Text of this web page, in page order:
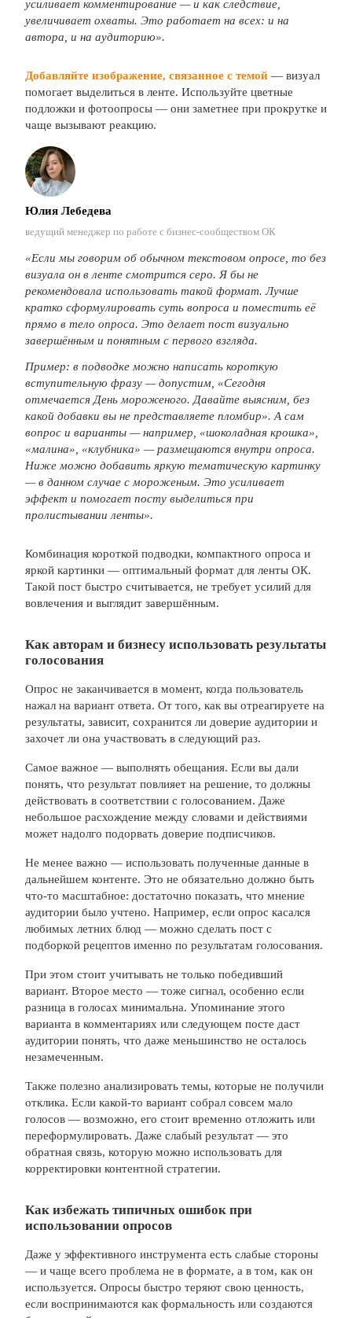
усиливает комментирование — и как следствие,
увеличивает охваты. Это работает на всех: и на
автора, и на аудиторию».
Добавляйте изображение, связанное с темой — визуал
помогает выделиться в ленте. Используйте цветные
подложки и фотоопросы — они заметнее при прокрутке и
чаще вызывают реакцию.
Юлия Лебедева
ведущий менеджер по работе с бизнес-сообществом ОК
«Если мы говорим об обычном текстовом опросе, то без
визуала он в ленте смотрится серо. Я бы не
рекомендовала использовать такой формат. Лучше
кратко сформулировать суть вопроса и поместить её
прямо в тело опроса. Это делает пост визуально
завершённым и понятным с первого взгляда.
Пример: в подводке можно написать короткую
вступительную фразу — допустим, «Сегодня
отмечается День мороженого. Давайте выясним, без
какой добавки вы не представляете пломбир». А сам
вопрос и варианты — например, «шоколадная крошка»,
«малина», «клубника» —размещаются внутри опроса.
Ниже можно добавить яркую тематическую картинку
— в данном случае с мороженым. Это усиливает
эффект и помогает посту выделиться при
пролистывании ленты».
Комбинация короткой подводки, компактного опроса и
яркой картинки — оптимальный формат для ленты ОК.
Такой пост быстро считывается, не требует усилий для
вовлечения и выглядит завершённым.
Как авторам и бизнесу использовать результаты
голосования
Опрос не заканчивается в момент, когда пользователь
нажал на вариант ответа. От того, как вы отреагируете на
результаты, зависит, сохранится ли доверие аудитории и
захочет ли она участвовать в следующий раз.
Самое важное — выполнять обещания. Если вы дали
понять, что результат повлияет на решение, то должны
действовать в соответствии с голосованием. Даже
небольшое расхождение между словами и действиями
может надолго подорвать доверие подписчиков.
Не менее важно — использовать полученные данные в
дальнейшем контенте. Это не обязательно должно быть
что-то масштабное: достаточно показать, что мнение
аудитории было учтено. Например, если опрос касался
любимых летних блюд — можно сделать пост с
подборкой рецептов именно по результатам голосования.
При этом стоит учитывать не только победивший
вариант. Второе место — тоже сигнал, особенно если
разница в голосах минимальна. Упоминание этого
варианта в комментариях или следующем посте даст
аудитории понять, что даже меньшинство не осталось
незамеченным.
Также полезно анализировать темы, которые не получили
отклика. Если какой-то вариант собрал совсем мало
голосов — возможно, его стоит временно отложить или
переформулировать. Даже слабый результат — это
обратная связь, которую можно использовать для
корректировки контентной стратегии.
Как избежать типичных ошибок при
использовании опросов
Даже у эффективного инструмента есть слабые стороны
— и чаще всего проблема не в формате, а в том, как он
используется. Опросы быстро теряют свою ценность,
если воспринимаются как формальность или создаются